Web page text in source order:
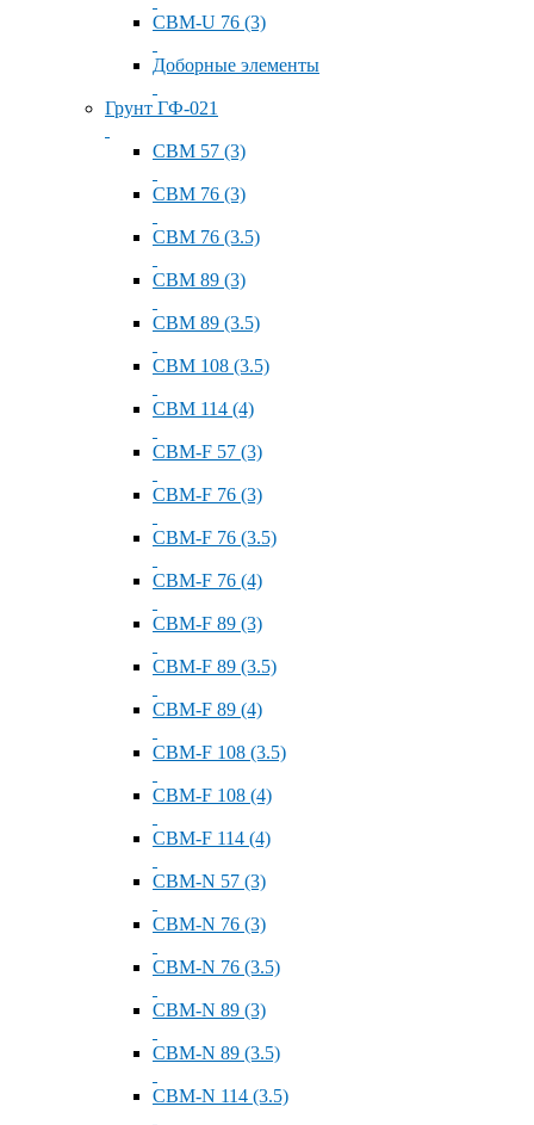
СВМ-U 76 (3)
Доборные элементы
Грунт ГФ-021
СВМ 57 (3)
СВМ 76 (3)
СВМ 76 (3.5)
СВМ 89 (3)
СВМ 89 (3.5)
СВМ 108 (3.5)
СВМ 114 (4)
СВМ-F 57 (3)
СВМ-F 76 (3)
СВМ-F 76 (3.5)
СВМ-F 76 (4)
СВМ-F 89 (3)
СВМ-F 89 (3.5)
СВМ-F 89 (4)
СВМ-F 108 (3.5)
СВМ-F 108 (4)
СВМ-F 114 (4)
СВМ-N 57 (3)
СВМ-N 76 (3)
СВМ-N 76 (3.5)
СВМ-N 89 (3)
СВМ-N 89 (3.5)
СВМ-N 114 (3.5)